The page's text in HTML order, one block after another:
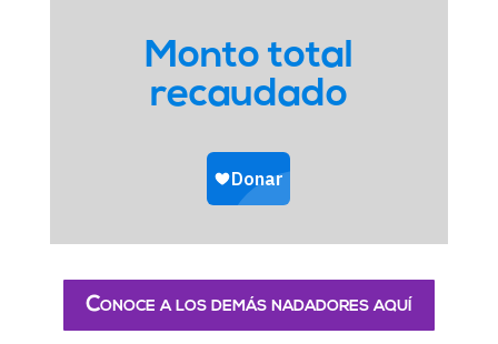
Monto total
recaudado
Conoce a los demás nadadores aquí